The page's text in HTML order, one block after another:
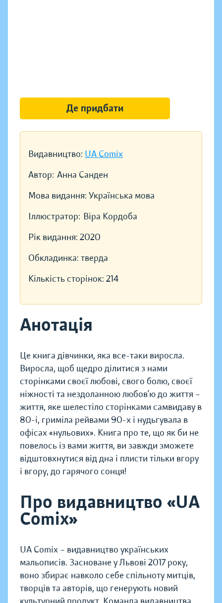
Видавництво: UA Comix
Автор: Анна Санден
Мова видання: Українська мова
Іллюстратор: Віра Кордоба
Рік видання: 2020
Обкладинка: тверда
Кількість сторінок: 214
Анотація
Це книга дівчинки, яка все-таки виросла.
Виросла, щоб щедро ділитися з нами
сторінками своєї любові, свого болю, своєї
ніжності та нездоланною любов’ю до життя –
життя, яке шелестіло сторінками самвидаву в
80-і, гриміла рейвами 90-х і нудьгувала в
офісах «нульових». Книга про те, що як би не
повелось із вами життя, ви завжди зможете
відштовхнутися від дна і плисти тільки вгору
і вгору, до гарячого сонця!
Про видавництво «UA
Comix»
UA Comix – видавництво українських
мальописів. Засноване у Львові 2017 року,
воно збирає навколо себе спільноту митців,
творців та авторів, що генерують новий
Де придбати